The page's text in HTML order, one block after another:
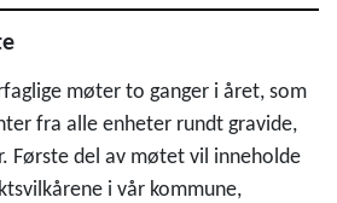
møter to ganger i året, som
fra alle enheter rundt gravide,
Første del av møtet vil inneholde
i vår kommune,